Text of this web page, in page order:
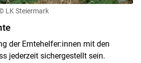
LK Steiermark
der Erntehelfer:innen mit den
jederzeit sichergestellt sein.